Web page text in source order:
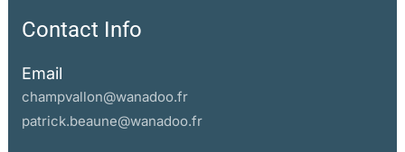
Contact Info
Email
champvallon@wanadoo.fr
patrick.beaune@wanadoo.fr